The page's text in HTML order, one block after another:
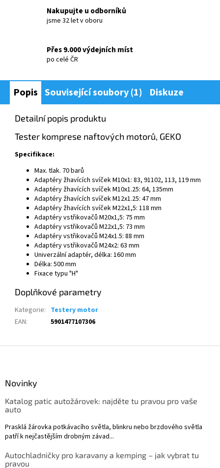
Nakupujte u odborníků
jsme 32 let v oboru
Přes 9.000 výdejních míst
po celé ČR
Popis Související soubory (1) Diskuze
Detailní popis produktu
Tester komprese naftových motorů, GEKO
Specifikace:
Max. tlak. 70barů
Adaptéry žhavících svíčekM10x1: 83, 91102, 113, 119 mm
Adaptéry žhavících svíčekM10x1.25: 64, 135mm
Adaptéry žhavících svíčekM12x1.25: 47 mm
Adaptéry žhavících svíčekM22x1,5: 118 mm
Adaptéry vstřikovačů M20x1,5: 75 mm
Adaptéry vstřikovačů M22x1,5: 73 mm
Adaptéry vstřikovačů M24x1.5: 88 mm
Adaptéry vstřikovačů M24x2: 63 mm
Univerzální adaptér, délka: 160 mm
Délka: 500 mm
Fixace typu "H"
Doplňkové parametry
Kategorie: Testery motor
EAN: 5901477107306
Novinky
Katalog patic autožárovek: najděte tu pravou pro vaše
auto
Prasklá žárovka potkávacího světla, blinkru nebo brzdového světla
patří k nejčastějším drobným závad...
Autochladničky pro karavany a kemping – jak vybrat tu
pravou